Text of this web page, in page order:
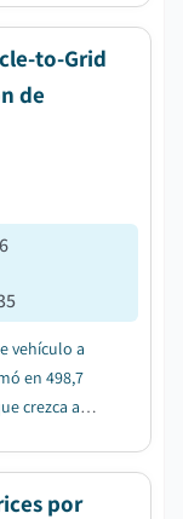
to-Grid
de
vehículo a
en 498,7
crezca a
por